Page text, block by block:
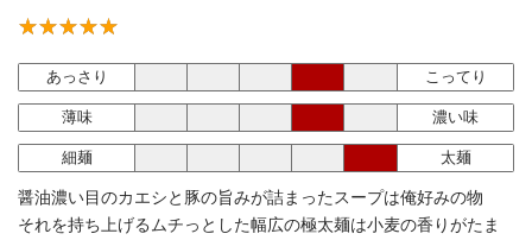
あっさり こってり
薄味 濃い味
細麺 太麺
醤油濃い目のカエシと豚の旨みが詰まったスープは俺好みの物
それを持ち上げるムチっとした幅広の極太麺は小麦の香りがたま